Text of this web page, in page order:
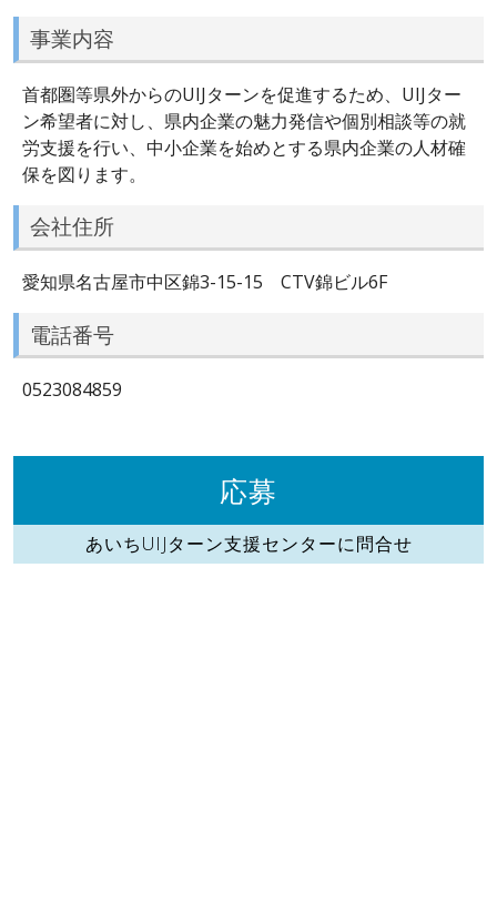
事業内容
首都圏等県外からのUIJターンを促進するため、UIJター
ン希望者に対し、県内企業の魅力発信や個別相談等の就
労支援を行い、中小企業を始めとする県内企業の人材確
保を図ります。
会社住所
愛知県名古屋市中区錦3-15-15 CTV錦ビル6F
電話番号
0523084859
応募
あいちUIJターン支援センターに問合せ